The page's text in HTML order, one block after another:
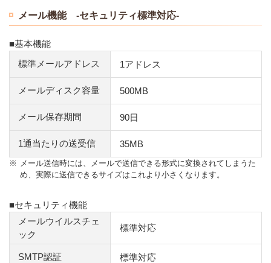
メール機能 -セキュリティ標準対応-
■基本機能
標準メールアドレス
1アドレス
メールディスク容量 500MB
メール保存期間 90日
1通当たりの送受信 35MB
※ メール送信時には、メールで送信できる形式に変換されてしまうた
め、実際に送信できるサイズはこれより小さくなります。
■セキュリティ機能
メールウイルスチェ
ック
標準対応
SMTP認証 標準対応